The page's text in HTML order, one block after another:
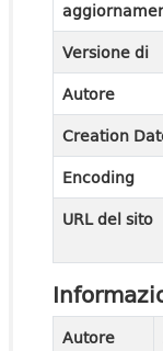
Versione di
Autore
Creation
Encoding
URL del sito
Autore